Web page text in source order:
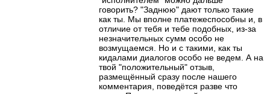
говорить? "Заднюю" дают только такие
как ты. Мы вполне платежеспособны и, в
отличие от тебя и тебе подобных, из-за
незначительных сумм особо не
возмущаемся. Но и с такими, как ты
кидалами диалогов особо не ведем. А на
твой "положительный" отзыв,
размещённый сразу после нашего
комментария, поведётся разве что